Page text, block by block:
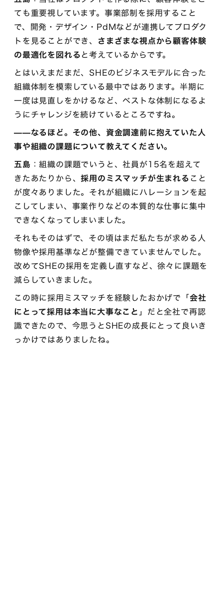
ても重要視しています。事業部制を採用すること
で、開発・デザイン・PdMなどが連携してプロダク
トを見ることができ、 さまざまな視点から顧客体験
の最適化を図れると考えているからです。
とはいえまだまだ、SHEのビジネスモデルに合った
組織体制を模索している最中ではあります。半期に
一度は見直しをかけるなど、ベストな体制になるよ
うにチャレンジを続けているところですね。
——なるほど。その他、資金調達前に抱えていた人
事や組織の課題について教えてください。
五島 ：組織の課題でいうと、社員が15名を超えて
きたあたりから、採用のミスマッチが生まれること
が度々ありました。それが組織にハレーションを起
こしてしまい、事業作りなどの本質的な仕事に集中
できなくなってしまいました。
それもそのはずで、その頃はまだ私たちが求める人
物像や採用基準などが整備できていませんでした。
改めてSHEの採用を定義し直すなど、徐々に課題を
減らしていきました。
この時に採用ミスマッチを経験したおかげで「会社
にとって採用は本当に大事なこと 」だと全社で再認
識できたので、今思うとSHEの成長にとって良いき
っかけではありましたね。